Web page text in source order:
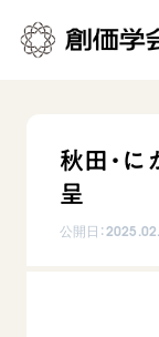
人間革命
日常の活動
秋田・
呈
公開日：